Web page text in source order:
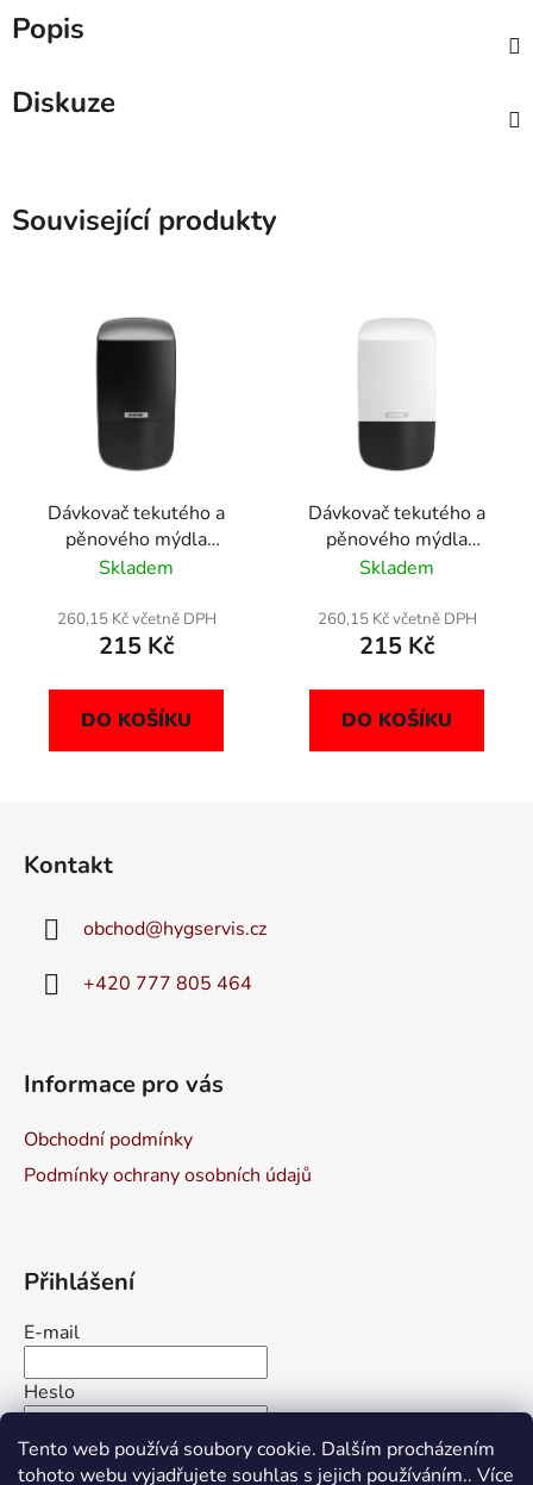
Tento web používá soubory cookie. Dalším procházením
tohoto webu vyjadřujete souhlas s jejich používáním.. Více
Popis
Diskuze
Související produkty
Dávkovač tekutého a
pěnového mýdla
KATRIN 500ml, černý,
Skladem
260,15 Kč včetně DPH
215 Kč
DO KOŠÍKU
Dávkovač tekutého a
pěnového mýdla
KATRIN 500ml, bílý,
Skladem
260,15 Kč včetně DPH
215 Kč
DO KOŠÍKU
Kontakt
obchod@hygservis.cz
+420 777 805 464
Informace pro vás
Obchodní podmínky
Podmínky ochrany osobních údajů
Přihlášení
E-mail
Heslo
PŘIHLÁSIT SE